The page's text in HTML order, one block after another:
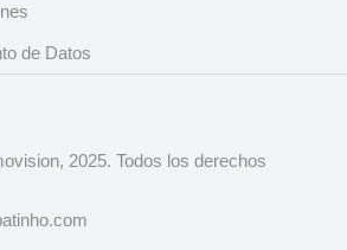
de Datos
2025. Todos los derechos